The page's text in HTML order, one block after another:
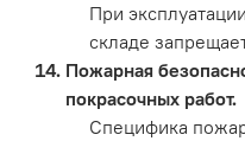
При
складе
Пожарная
покрасочных работ.
Специфика